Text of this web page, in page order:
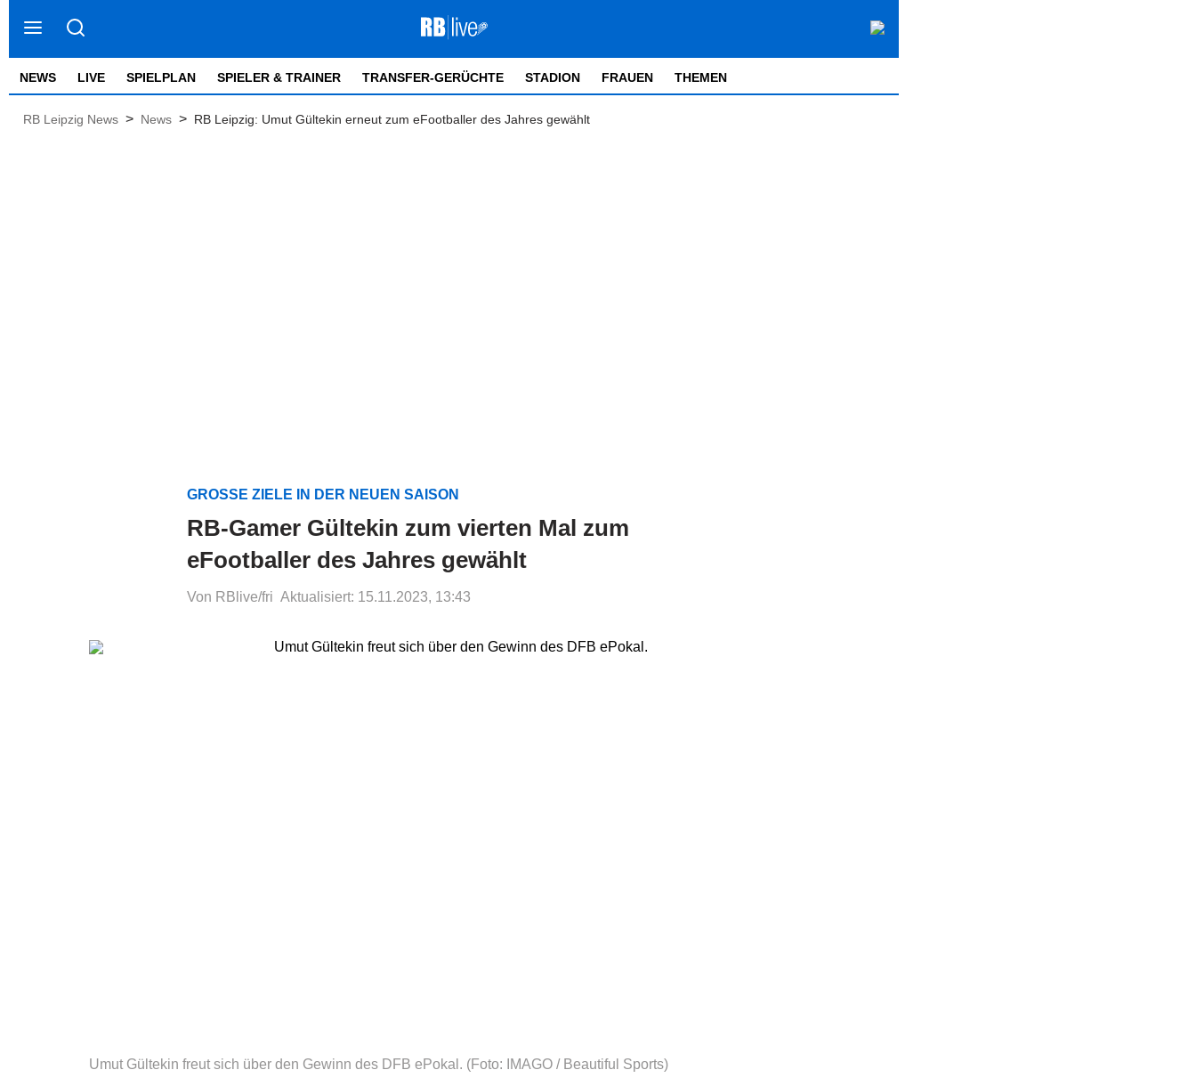
NEWS LIVE SPIELPLAN SPIELER & TRAINER TRANSFER-GERÜCHTE STADION FRAUEN THEMEN
RB Leipzig News > News > RB Leipzig: Umut Gültekin erneut zum eFootballer des Jahres gewählt
GROSSE ZIELE IN DER NEUEN SAISON
RB-Gamer Gültekin zum vierten Mal zum
eFootballer des Jahres gewählt
Von RBlive/fri Aktualisiert: 15.11.2023, 13:43
Umut Gültekin freut sich über den Gewinn des DFB ePokal. (Foto: IMAGO / Beautiful Sports)